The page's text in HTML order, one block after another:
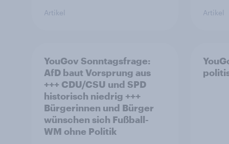
Artikel Artikel
YouGov Sonntagsfrage:
AfD baut Vorsprung aus
+++ CDU/CSU und SPD
historisch niedrig +++
Bürgerinnen und Bürger
wünschen sich Fußball-
WM ohne Politik